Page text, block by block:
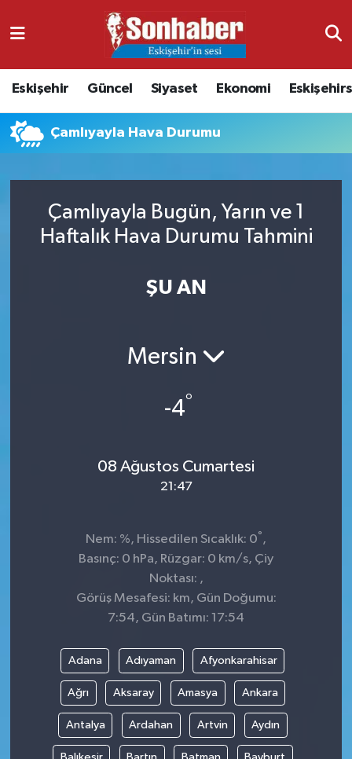
Eskişehir Güncel Siyaset Ekonomi
Çamlıyayla Hava Durumu
Çamlıyayla Bugün, Yarın ve 1
Haftalık Hava Durumu Tahmini
ŞU AN
Mersin
-4°
08 Ağustos Cumartesi
21:47
Nem: %, Hissedilen Sıcaklık: 0° ,
Basınç: 0 hPa, Rüzgar: 0 km/s, Çiy
Noktası: ,
Görüş Mesafesi: km, Gün Doğumu:
7:54, Gün Batımı: 17:54
Adana Adıyaman Afyonkarahisar
Ağrı Aksaray Amasya Ankara
Antalya Ardahan Artvin Aydın
Ekonomi
Güncel
Kültür & Sanat
Nöbetçi Eczaneler
Namaz Vakitleri
Trafik Durumu
Süper Lig Puan Durumu ve Fikstür
Son Dakika Haberleri